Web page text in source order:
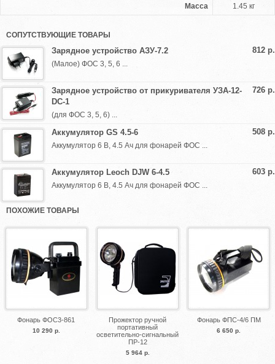
Масса 1.45 кг
СОПУТСТВУЮЩИЕ ТОВАРЫ
812 р.
Зарядное устройство АЗУ-7.2
(Малое) ФОС 3, 5, 6 ...
726 р.
Зарядное устройство от прикуривателя УЗА-12-
DC-1
(для ФОС 3, 5, 6) ...
508 р.
Аккумулятор GS 4.5-6
Аккумулятор 6 В, 4.5 Ач для фонарей ФОС ...
603 р.
Аккумулятор Leoch DJW 6-4.5
Аккумулятор 6 В, 4.5 Ач для фонарей ФОС ...
ПОХОЖИЕ ТОВАРЫ
Фонарь ФОС3-861
10 290 р.
Прожектор ручной
портативный
осветительно-сигнальный
ПР-12
5 964 р.
Фонарь ФПС-4/6 ПМ
6 650 р.